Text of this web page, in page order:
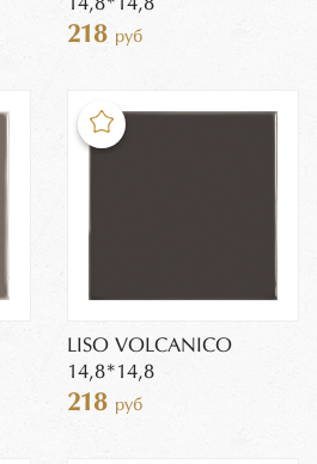
14,8*14,8
218 руб
LISO VOLCANICO
14,8*14,8
218 руб